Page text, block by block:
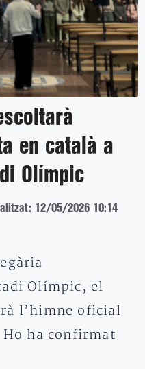
en català a
Olímpic
12/05/2026 10:14
Olímpic, el
l’himne oficial
ha confirmat